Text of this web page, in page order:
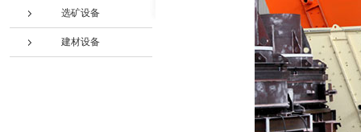
选矿设备
建材设备